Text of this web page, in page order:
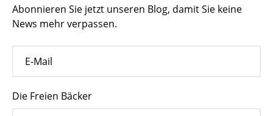
Abonnieren Sie jetzt unseren Blog, damit Sie keine
News mehr verpassen.
Die Freien Bäcker